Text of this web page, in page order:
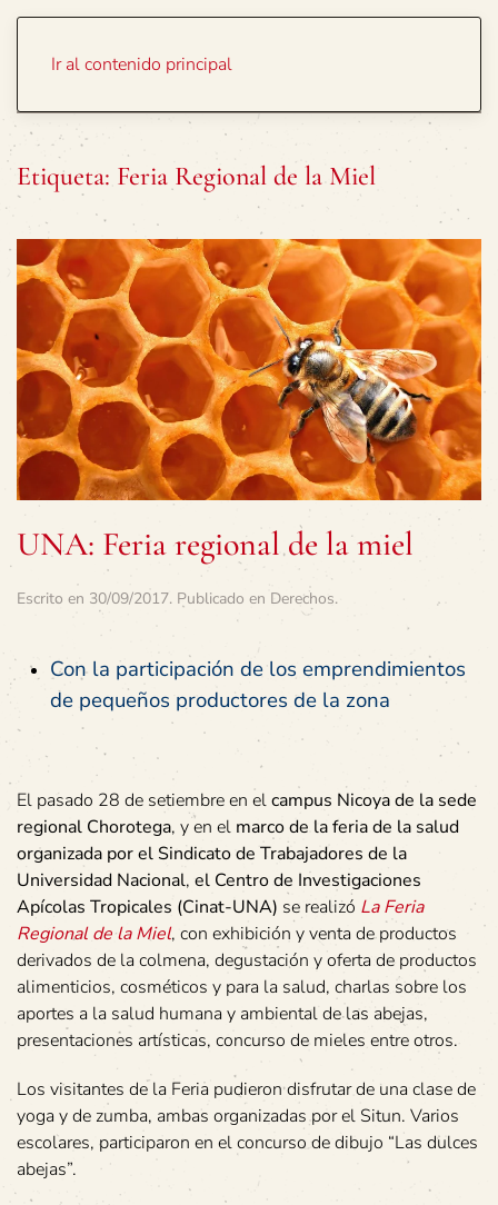
Ir al contenido principal
Etiqueta: Feria Regional de la Miel
UNA: Feria regional de la miel
Escrito en 30/09/2017. Publicado en Derechos.
Con la participación de los emprendimientos
de pequeños productores de la zona
El pasado 28 de setiembre en elcampus Nicoya de la sede
regional Chorotega, y en el marco de la feria de la salud
organizada por el Sindicato de Trabajadores de la
Universidad Nacional, el Centro de Investigaciones
Apícolas Tropicales (Cinat-UNA) se realizó La Feria
Regional de la Miel, con exhibición y venta de productos
derivados de la colmena, degustación y oferta de productos
alimenticios, cosméticos y para la salud, charlas sobre los
aportes a la salud humana y ambiental de las abejas,
presentaciones artísticas, concurso de mieles entre otros.
Los visitantes de la Feria pudieron disfrutar de una clase de
yoga y de zumba, ambas organizadas por el Situn. Varios
escolares, participaron en el concurso de dibujo “Las dulces
abejas”.